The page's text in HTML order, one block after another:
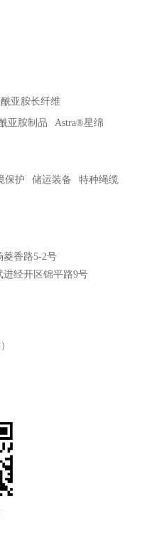
亚胺长纤维
亚胺制品 Astra®星绵
保护 储运装备
特种绳缆
菱香路5-2号
经开区锦平路9号